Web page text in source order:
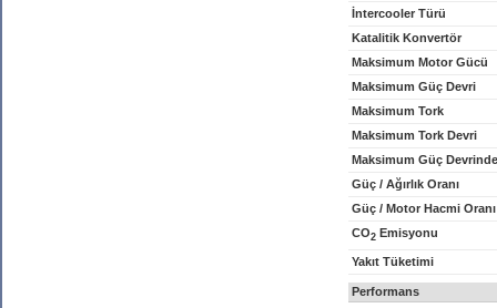
İntercooler Türü
Katalitik Konvertör
Maksimum Motor Gücü
Maksimum Güç Devri
Maksimum Tork
Maksimum Tork Devri
Maksimum Güç
Güç / Ağırlık Oranı
Güç / Motor Hacmi Oranı
CO2 Emisyonu
Yakıt Tüketimi
Performans